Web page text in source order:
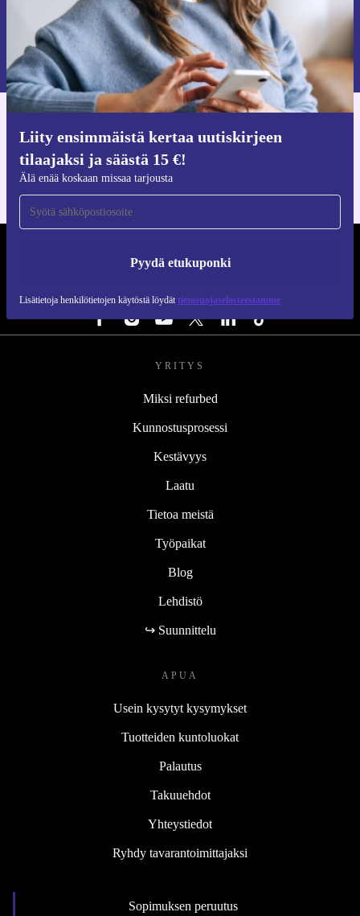
Liity ensimmäistä kertaa uutiskirjeen
tilaajaksi ja säästä 15 €!
Älä enää koskaan missaa tarjousta
Pyydä etukuponki
Lisätietoja henkilötietojen käytöstä löydät tietosuojaselosteestamme
Pyydä etukuponki
Lisätietoja henkilötietojen käytöstä löydättietosuojaselosteestamme.
iOS:lle ja Androidille
YRITYS
Miksi refurbed
Kunnostusprosessi
Kestävyys
Laatu
Tietoa meistä
Työpaikat
Blog
Lehdistö
↪ Suunnittelu
APUA
Usein kysytyt kysymykset
Tuotteiden kuntoluokat
Palautus
Takuuehdot
Yhteystiedot
Ryhdy tavarantoimittajaksi
Sopimuksen peruutus